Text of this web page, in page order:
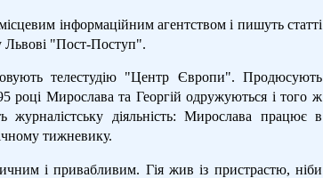
інформаційним агентством і пишуть статті
Львові "Пост-Поступ".
телестудію "Центр Європи". Продюсують
році Мирослава та Георгій одружуються і того ж
діяльність: Мирослава працює в
тижневику.
і привабливим. Гія жив із пристрастю, ніби